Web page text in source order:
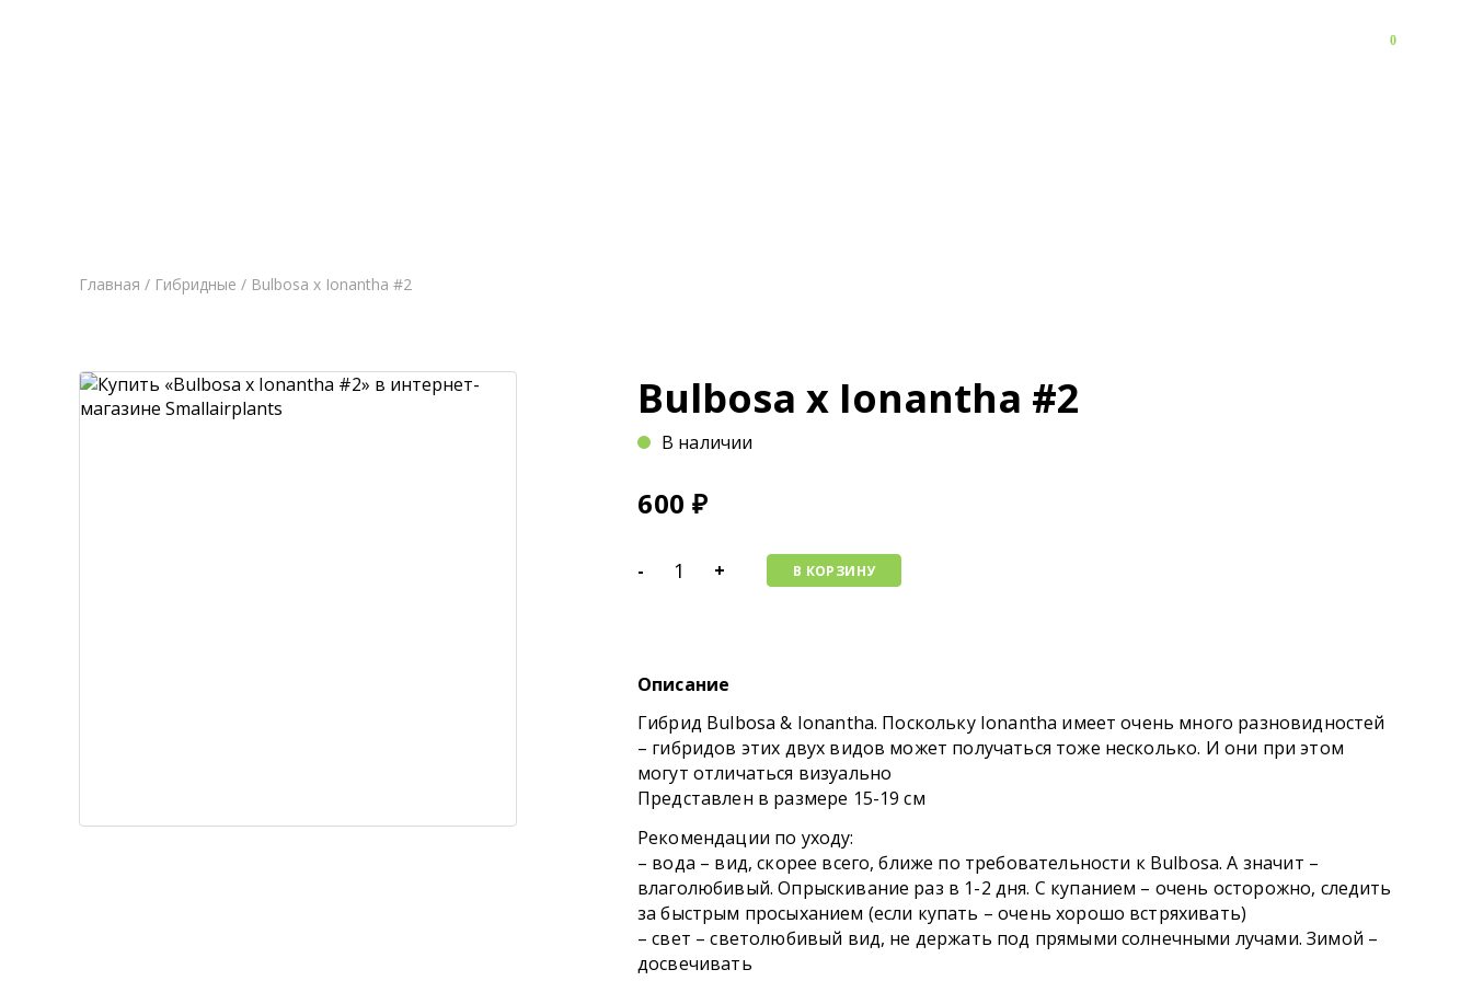
0
Главная / Гибридные / Bulbosa x Ionantha #2
Bulbosa x Ionantha #2
В наличии
600₽
- + В КОРЗИНУ
Описание
Гибрид Bulbosa & Ionantha. Поскольку Ionantha имеет очень много разновидностей
– гибридов этих двух видов может получаться тоже несколько. И они при этом
могут отличаться визуально
Представлен в размере 15-19 см
Рекомендации по уходу:
– вода – вид, скорее всего, ближе по требовательности к Bulbosa. А значит –
влаголюбивый. Опрыскивание раз в 1-2 дня. С купанием – очень осторожно, следить
за быстрым просыханием (если купать – очень хорошо встряхивать)
– свет – светолюбивый вид, не держать под прямыми солнечными лучами. Зимой –
досвечивать